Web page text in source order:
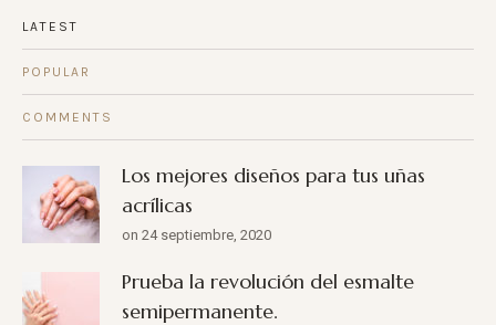
LATEST
POPULAR
COMMENTS
Los mejores diseños para tus uñas
acrílicas
on 24 septiembre, 2020
Prueba la revolución del esmalte
semipermanente.